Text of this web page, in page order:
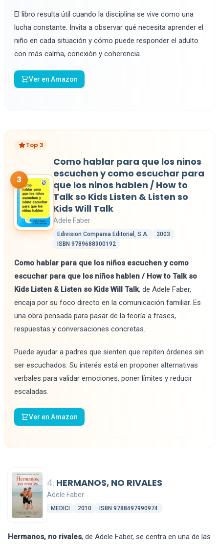
El libro resulta útil cuando la disciplina se vive como una
lucha constante. Invita a observar qué necesita aprender el
niño en cada situación y cómo puede responder el adulto
con más calma, conexión y coherencia.
Ver en Amazon
Top 3
3
Como hablar para que los ninos
escuchen y como escuchar para
que los ninos hablen / How to
Talk so Kids Listen & Listen so
Kids Will Talk
Adele Faber
Edivision Compania Editorial, S.A.
2003
ISBN 9789688900192
Como hablar para que los niños escuchen y como
escuchar para que los niños hablen / How to Talk so
Kids Listen & Listen so Kids Will Talk, de Adele Faber,
encaja por su foco directo en la comunicación familiar. Es
una obra pensada para pasar de la teoría a frases,
respuestas y conversaciones concretas.
Puede ayudar a padres que sienten que repiten órdenes sin
ser escuchados. Su interés está en proponer alternativas
verbales para validar emociones, poner límites y reducir
escaladas.
Ver en Amazon
4. HERMANOS, NO RIVALES
Adele Faber
MEDICI 2010 ISBN 9788497990974
Hermanos, no rivales, de Adele Faber, se centra en una de las